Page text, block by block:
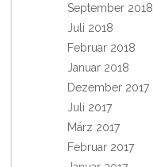
September 2018
Juli 2018
Februar 2018
Januar 2018
Dezember 2017
Juli 2017
März 2017
Februar 2017